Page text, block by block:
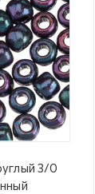
3/0